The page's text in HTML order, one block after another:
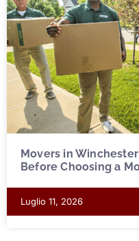
Movers in
Before Choosing a
Luglio 11, 2026